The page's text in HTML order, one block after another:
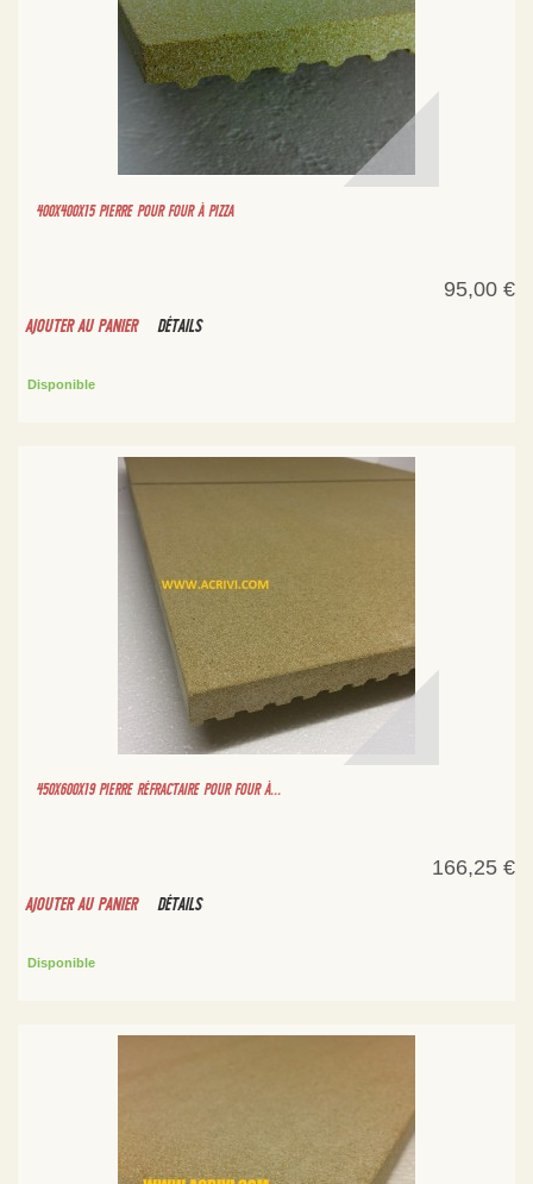
400X400X15 PIERRE POUR FOUR À PIZZA
95,00 €
AJOUTER AU PANIER DÉTAILS
Disponible
450X600X19 PIERRE RÉFRACTAIRE POUR FOUR À...
166,25 €
AJOUTER AU PANIER DÉTAILS
Disponible